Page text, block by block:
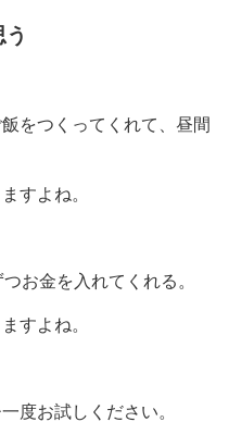
をつくってくれて、昼間
すよね。
お金を入れてくれる。
すよね。
度お試しください。